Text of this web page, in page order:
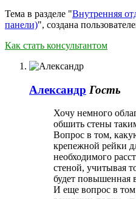
Тема в разделе "Внутренняя
панели)", создана
Как стать консультантом
Александр Гость
Хочу немного
обшить стены
Вопрос в том,
крепежной рейки
необходимого
стеной, учитывая
будет повышенная
И еще вопрос в